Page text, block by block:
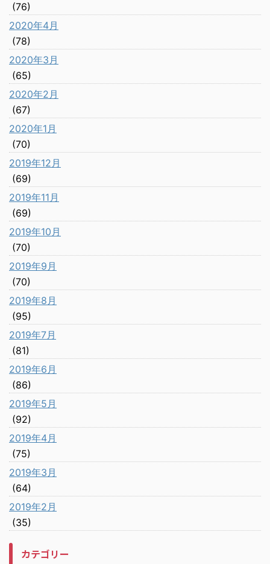
(76)
2020年4月
(78)
2020年3月
(65)
2020年2月
(67)
2020年1月
(70)
2019年12月
(69)
2019年11月
(69)
2019年10月
(70)
2019年9月
(70)
2019年8月
(95)
2019年7月
(81)
2019年6月
(86)
2019年5月
(92)
2019年4月
(75)
2019年3月
(64)
2019年2月
(35)
カテゴリー